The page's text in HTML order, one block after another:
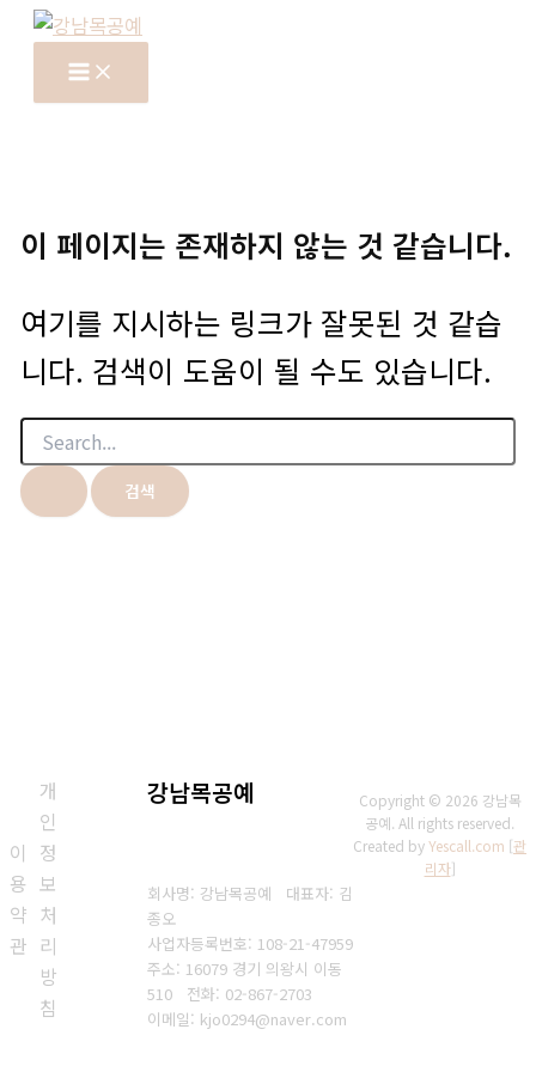
기이 페이지는 존재하지 않는 것 같습니다.
여기를 지시하는 링크가 잘못된 것 같습
니다. 검색이 도움이 될 수도 있습니다.
검
대
상
이
용
약
관
개
인
정
보
처
리
방
침
강남목공예
회사명: 강남목공예 대표자: 김
종오
사업자등록번호: 108-21-47959
주소: 16079 경기 의왕시 이동
510 전화: 02-867-2703
이메일: kjo0294@naver.com
Copyright © 2026 강남목
공예. All rights reserved.
Created byYescall.com [관
리자]